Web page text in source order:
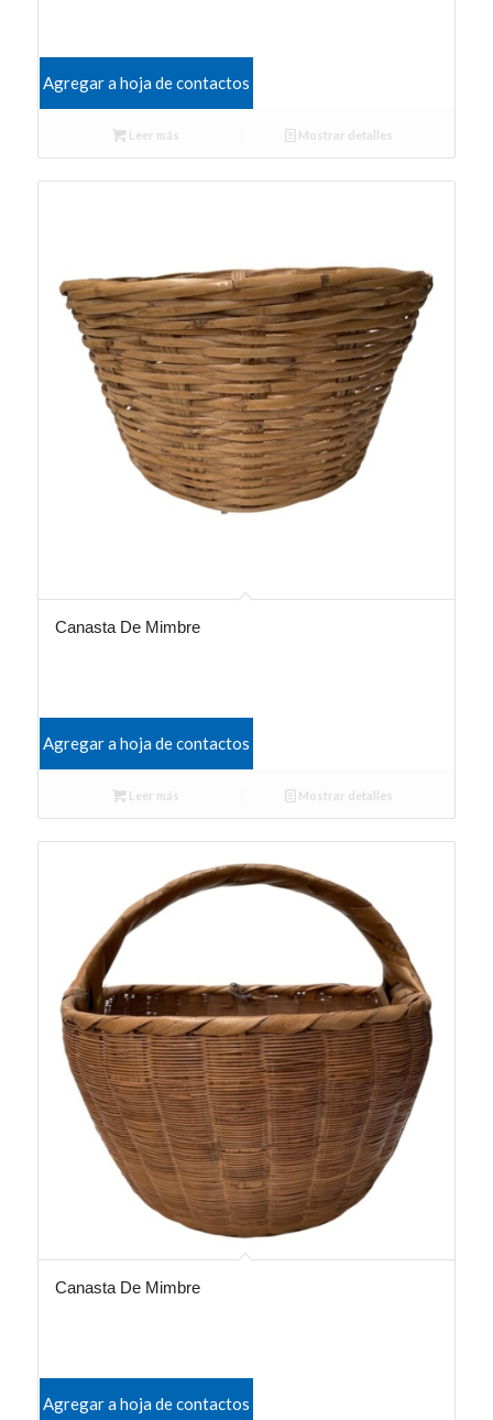
Agregar a hoja de contactos
Leer más Mostrar detalles
Canasta De Mimbre
Agregar a hoja de contactos
Leer más Mostrar detalles
Canasta De Mimbre
Agregar a hoja de contactos